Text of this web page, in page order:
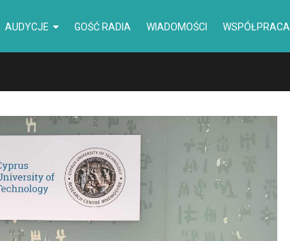
AUDYCJE GOŚĆ RADIA WIADOMOŚCI WSPÓŁPRACA